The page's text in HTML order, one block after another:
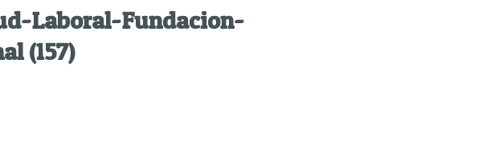
Laboral-Fundacion-
(157)